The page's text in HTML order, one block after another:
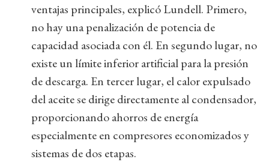
ventajas principales, explicó Lundell. Primero,
no hay una penalización de potencia de
capacidad asociada con él. En segundo lugar, no
existe un límite inferior artificial para la presión
de descarga. En tercer lugar, el calor expulsado
del aceite se dirige directamente al condensador,
proporcionando ahorros de energía
especialmente en compresores economizados y
sistemas de dos etapas.